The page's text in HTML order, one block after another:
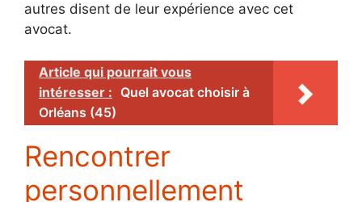
autres disent de leur expérience avec cet
avocat.
Article qui pourrait vous
intéresser : Quel avocat choisir à
Orléans (45)
Rencontrer
personnellement